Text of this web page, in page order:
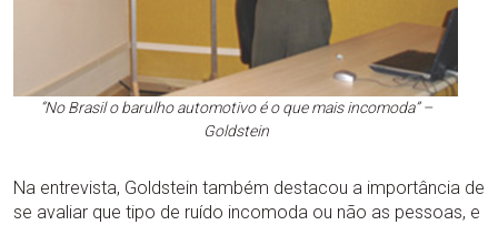
“No Brasil o barulho automotivo é o que mais incomoda” –
Goldstein
Na entrevista, Goldstein também destacou a importância de
se avaliar que tipo de ruído incomoda ou não as pessoas, e